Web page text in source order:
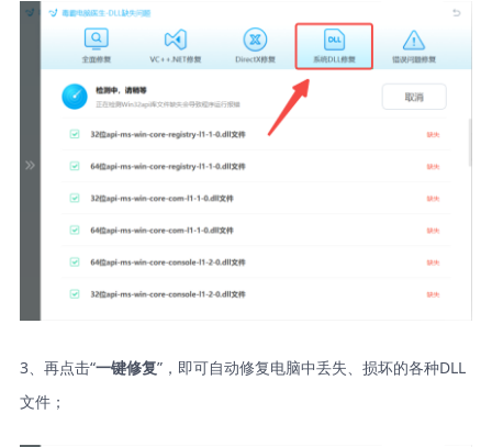
3、再点击“一键修复”，即可自动修复电脑中丢失、损坏的各种DLL
文件；